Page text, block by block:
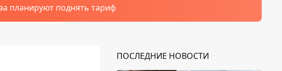
планируют поднять тариф
ПОСЛЕДНИЕ НОВОСТИ